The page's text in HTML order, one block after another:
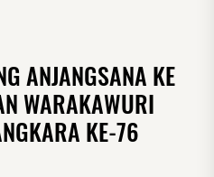
ANJANGSANA KE
WARAKAWURI
KE-76